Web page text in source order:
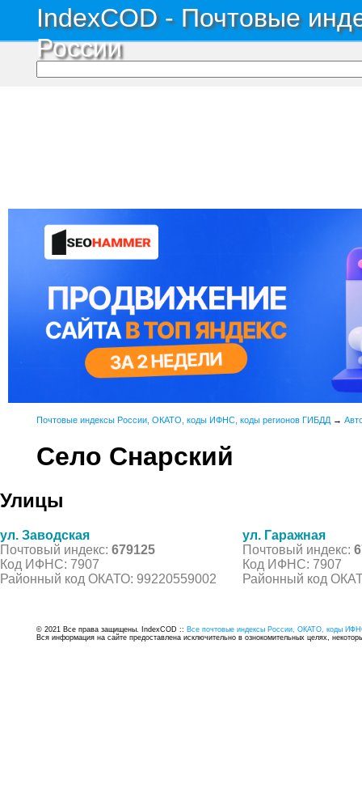
IndexCOD - Почтовые
России
Почтовые индексы России, ОКАТО, коды ИФНС, коды регионов ГИБДД →
Село Снарский
Улицы
ул. Заводская
Почтовый индекс: 679125
Код ИФНС: 7907
Районный код ОКАТО: 99220559002
ул. Гаражная
Почтовый индекс:
Код ИФНС: 7907
Районный код
© 2021 Все права защищены. IndexCOD :: Все почтовые индексы России, ОКАТО, коды
Вся информация на сайте предоставлена исключительно в ознокомительных целях,